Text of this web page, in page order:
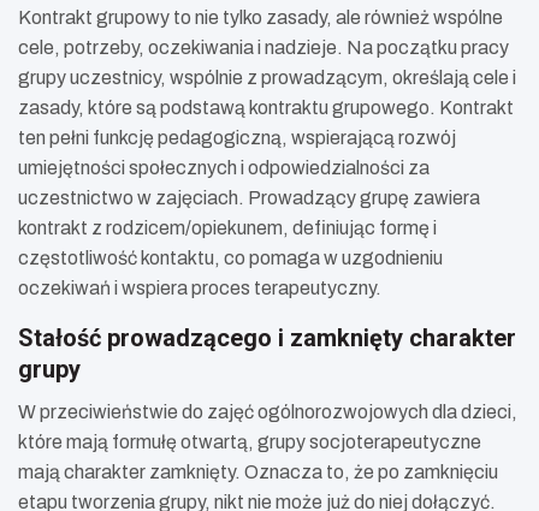
Kontrakt grupowy to nie tylko zasady, ale również wspólne
cele, potrzeby, oczekiwania i nadzieje. Na początku pracy
grupy uczestnicy, wspólnie z prowadzącym, określają cele i
zasady, które są podstawą kontraktu grupowego. Kontrakt
ten pełni funkcję pedagogiczną, wspierającą rozwój
umiejętności społecznych i odpowiedzialności za
uczestnictwo w zajęciach. Prowadzący grupę zawiera
kontrakt z rodzicem/opiekunem, definiując formę i
częstotliwość kontaktu, co pomaga w uzgodnieniu
oczekiwań i wspiera proces terapeutyczny.
Stałość prowadzącego i zamknięty charakter
grupy
W przeciwieństwie do zajęć ogólnorozwojowych dla dzieci,
które mają formułę otwartą, grupy socjoterapeutyczne
mają charakter zamknięty. Oznacza to, że po zamknięciu
etapu tworzenia grupy, nikt nie może już do niej dołączyć.